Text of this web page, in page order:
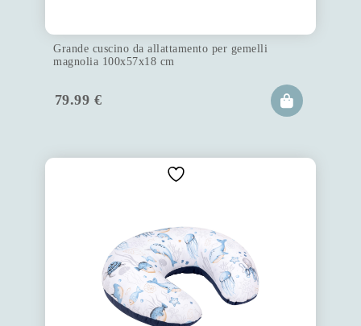
Grande cuscino da allattamento per gemelli
magnolia 100x57x18 cm
79.99 €